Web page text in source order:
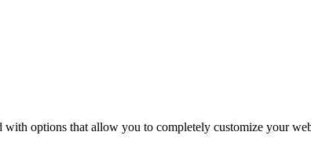
options that allow you to completely customize your